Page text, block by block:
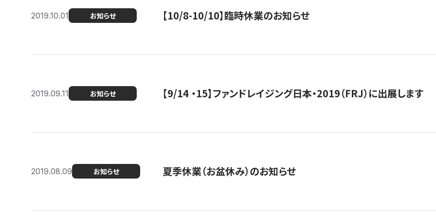
2019.10.01 お知らせ 【10/8-10/10】臨時休業のお知らせ
2019.09.11 お知らせ 【9/14 ・15】ファンドレイジング日本・2019（FRJ）に出展します
2019.08.09 お知らせ 夏季休業（お盆休み）のお知らせ